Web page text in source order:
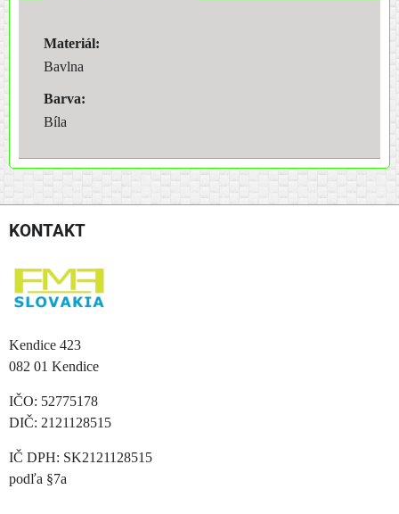
Materiál:
Bavlna
Barva:
Bíla
KONTAKT
Kendice 423
082 01 Kendice
IČO: 52775178
DIČ: 2121128515
IČ DPH: SK2121128515
podľa §7a